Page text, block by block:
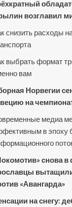
возглавил
снизить расходы
выбрать формат
вам
Норвегии
на
медиа
в эпоху
снова в
«Авангарда»
на снегу: